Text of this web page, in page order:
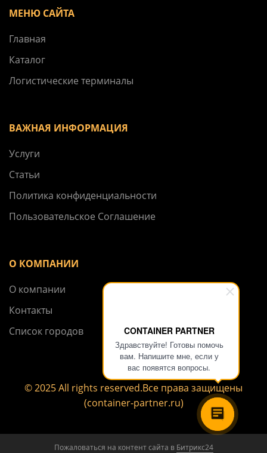
CONTAINER PARTNER
Здравствуйте! Готовы помочь
вам. Напишите мне, если у
вас появятся вопросы.
МЕНЮ САЙТА
Главная
Каталог
Логистические терминалы
ВАЖНАЯ ИНФОРМАЦИЯ
Услуги
Статьи
Политика конфиденциальности
Пользовательское Соглашение
О КОМПАНИИ
О компании
Контакты
Список городов
© 2025 All rights reserved.Все права защищены
(container-partner.ru)
Пожаловаться на контент cайта в Битрикс24